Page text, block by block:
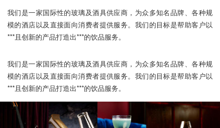
我们是一家国际性的玻璃及酒具供应商，为众多知名品牌、各种规
模的酒店以及直接面向消费者提供服务。我们的目标是帮助客户以
***且创新的产品打造出***的饮品服务。
我们是一家国际性的玻璃及酒具供应商，为众多知名品牌、各种规
模的酒店以及直接面向消费者提供服务。我们的目标是帮助客户以
***且创新的产品打造出***的饮品服务。